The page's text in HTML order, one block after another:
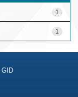
1
1
GID